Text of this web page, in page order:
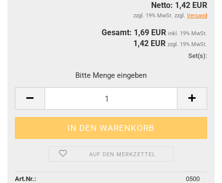
Netto: 1,42 EUR
zzgl. 19% MwSt. zzgl. Versand
Gesamt: 1,69 EUR inkl. 19% MwSt.
1,42 EUR zzgl. 19% MwSt.
Set(s):
Bitte Menge eingeben
AUF DEN MERKZETTEL
Art.Nr.:
0500